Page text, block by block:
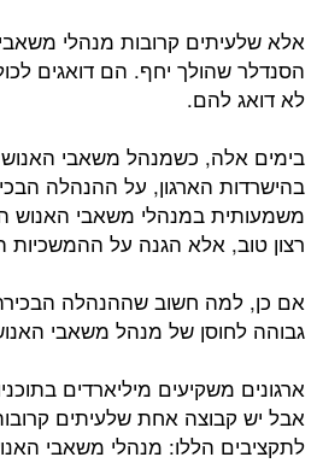
אלא שלעיתים קרובות מנהלי
הסנדלר שהולך יחף. הם דואגים
לא דואג להם.
בימים אלה, כשמנהל משאבי האנוש
בהישרדות הארגון, על ההנהלה
משמעותית במנהלי משאבי האנוש
רצון טוב, אלא הגנה על ההמשכיות
אם כן, למה חשוב שההנהלה
גבוהה לחוסן של מנהל משאבי
ארגונים משקיעים מיליארדים
אבל יש קבוצה אחת שלעיתים
לתקציבים הללו: מנהלי משאבי